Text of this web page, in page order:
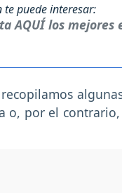
te puede interesar:
AQUÍ los
recopilamos
o, por el